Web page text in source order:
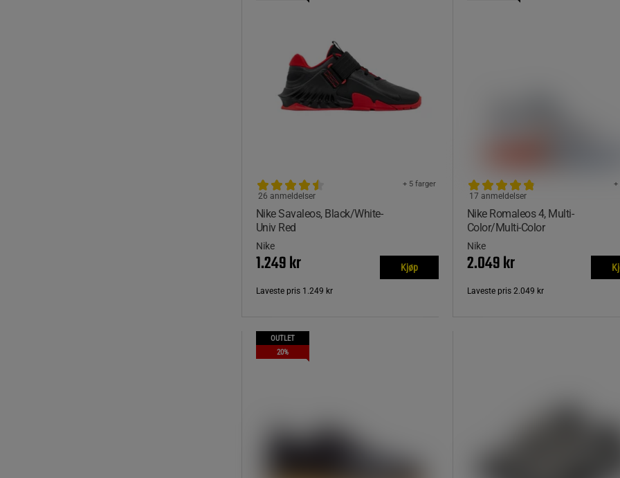
Nike Savaleos, Black/White-
Univ Red
+ 5 farger
26 anmeldelser
Nike
1.249 kr Kjøp
Laveste pris 1.249 kr
Nike Romaleos 4, Multi-
Color/Multi-Color
+
17 anmeldelser
Nike
2.049 kr
Laveste pris 2.049 kr
OUTLET
20%